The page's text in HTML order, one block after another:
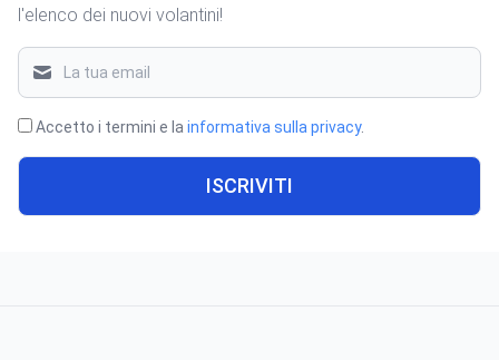
l'elenco dei nuovi volantini!
Accetto i termini e la informativa sulla privacy.
ISCRIVITI